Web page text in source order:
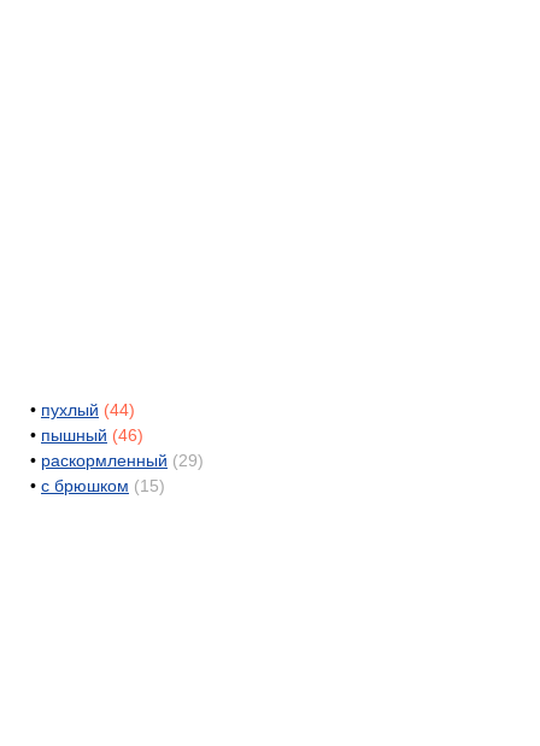
• пухлый (44)
• пышный (46)
• раскормленный (29)
• с брюшком (15)